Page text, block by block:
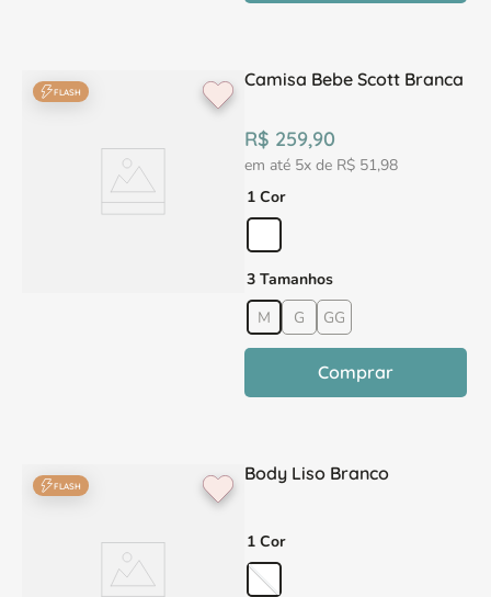
FLASH
Camisa Bebe Scott Branca
R$ 259,90
em até 5x de R$ 51,98
1 Cor
3 Tamanhos
M
G GG
Comprar
FLASH
Body Liso Branco
1 Cor